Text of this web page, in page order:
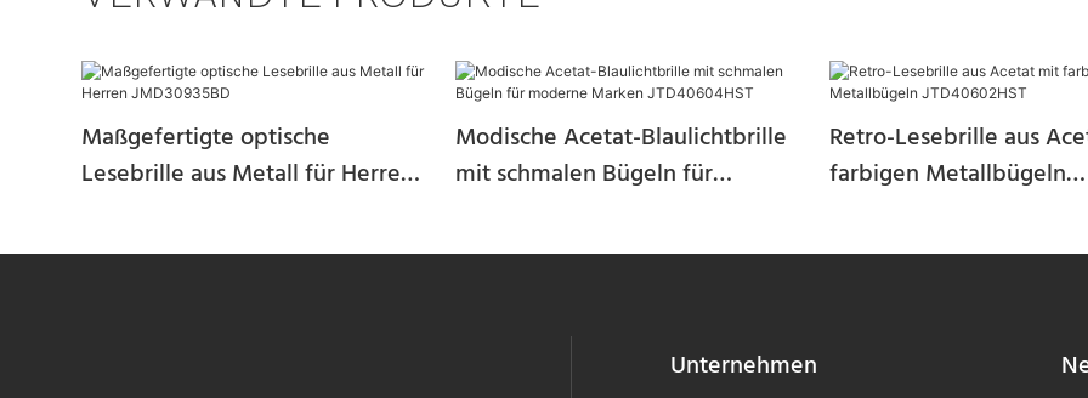
Maßgefertigte optische
Lesebrille aus Metall für Herren
Modische Acetat-Blaulichtbrille
mit schmalen Bügeln für
Retro-Lesebrille aus
farbigen Metallbügeln
Unternehmen